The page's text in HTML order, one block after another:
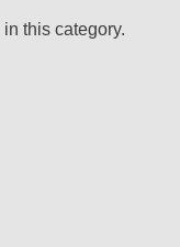
this category.